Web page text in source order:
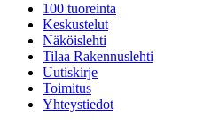
100 tuoreinta
Keskustelut
Näköislehti
Tilaa Rakennuslehti
Uutiskirje
Toimitus
Yhteystiedot